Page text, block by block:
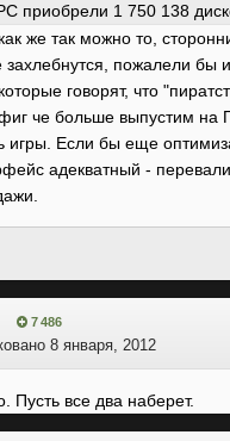
приобрели 1 750 138
же так можно то,
пожалели бы
говорят, что
че больше выпустим на
игры. Если бы еще
адекватный -
7 486
8 января, 2012
Пусть все два наберет.